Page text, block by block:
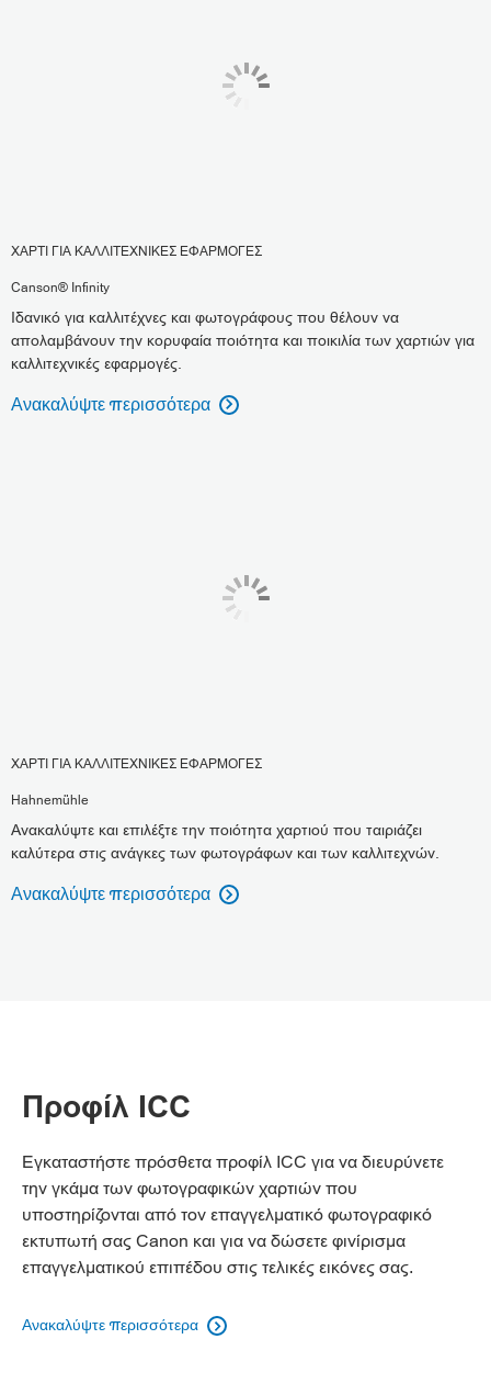
ΧΑΡΤΙ ΓΙΑ ΚΑΛΛΙΤΕΧΝΙΚΕΣ ΕΦΑΡΜΟΓΕΣ
Canson® Infinity
Ιδανικό για καλλιτέχνες και φωτογράφους που θέλουν να
απολαμβάνουν την κορυφαία ποιότητα και ποικιλία των χαρτιών για
καλλιτεχνικές εφαρμογές.
Ανακαλύψτε περισσότερα

ΧΑΡΤΙ ΓΙΑ ΚΑΛΛΙΤΕΧΝΙΚΕΣ ΕΦΑΡΜΟΓΕΣ
Hahnemühle
Ανακαλύψτε και επιλέξτε την ποιότητα χαρτιού που ταιριάζει
καλύτερα στις ανάγκες των φωτογράφων και των καλλιτεχνών.
Ανακαλύψτε περισσότερα

Προφίλ ICC
Εγκαταστήστε πρόσθετα προφίλ ICC για να διευρύνετε
την γκάμα των φωτογραφικών χαρτιών που
υποστηρίζονται από τον επαγγελματικό φωτογραφικό
εκτυπωτή σας Canon και για να δώσετε φινίρισμα
επαγγελματικού επιπέδου στις τελικές εικόνες σας.
Ανακαλύψτε περισσότερα 